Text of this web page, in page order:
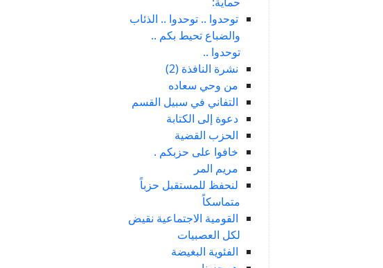
توحدوا .. توحدوا .. الذئاب
والضباع تحيط بكم ..
توحدوا ..
نشرة النافذة (2)
من وحي سعاده
التفاني في سبيل القسم
دعوة إلى الكتابة
الحزب القضية
خافوا على حزبكم .
مريم المر
لنحفظ للمستقبل حزباً
متماسكاً
القومية الاجتماعية نقيض
لكل العصبيات
الفئوية البغيضة